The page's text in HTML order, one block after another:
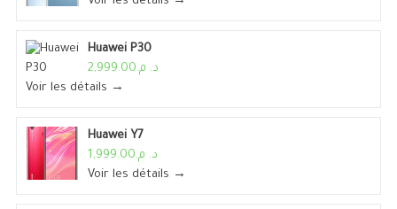
Huawei P30
د. م.2,999.00
Voir les détails →
Huawei Y7
د. م.1,999.00
Voir les détails →